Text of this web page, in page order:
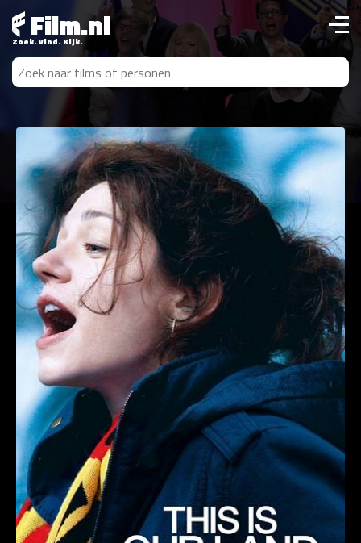
Film.nl
Zoek. Vind. Kijk.